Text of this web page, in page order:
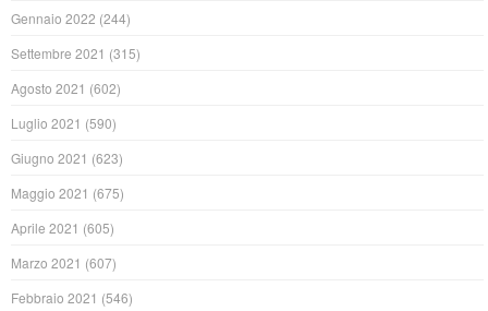
Gennaio 2022 (244)
Settembre 2021 (315)
Agosto 2021 (602)
Luglio 2021 (590)
Giugno 2021 (623)
Maggio 2021 (675)
Aprile 2021 (605)
Marzo 2021 (607)
Febbraio 2021 (546)